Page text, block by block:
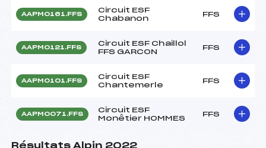
AAPM0161.FFS
Circuit ESF
Chabanon
FFS
AAPM0121.FFS
Circuit ESF Chaillol
FFS GARCON
FFS
AAPM0101.FFS
Circuit ESF
Chantemerle
FFS
AAPM0071.FFS
Circuit ESF
Monêtier HOMMES
FFS
Résultats Alpin 2022